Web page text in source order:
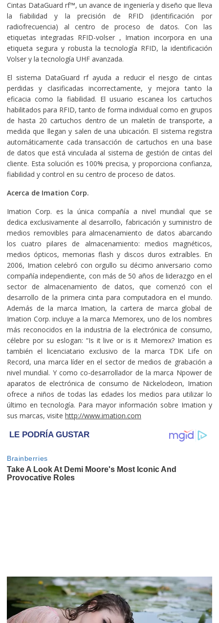
Cintas DataGuard rf™, un avance de ingeniería y diseño que lleva
la fiabilidad y la precisión de RFID (identificación por
radiofrecuencia) al centro de proceso de datos. Con las
etiquetas integradas RFID-volser , Imation incorpora en una
etiqueta segura y robusta la tecnología RFID, la identificación
Volser y la tecnología UHF avanzada.
El sistema DataGuard rf ayuda a reducir el riesgo de cintas
perdidas y clasificadas incorrectamente, y mejora tanto la
eficacia como la fiabilidad. El usuario escanea los cartuchos
habilitados para RFID, tanto de forma individual como en grupos
de hasta 20 cartuchos dentro de un maletín de transporte, a
medida que llegan y salen de una ubicación. El sistema registra
automáticamente cada transacción de cartuchos en una base
de datos que está vinculada al sistema de gestión de cintas del
cliente. Esta solución es 100% precisa, y proporciona confianza,
fiabilidad y control en su centro de proceso de datos.
Acerca de Imation Corp.
Imation Corp. es la única compañía a nivel mundial que se
dedica exclusivamente al desarrollo, fabricación y suministro de
medios removibles para almacenamiento de datos abarcando
los cuatro pilares de almacenamiento: medios magnéticos,
medios ópticos, memorias flash y discos duros extraíbles. En
2006, Imation celebró con orgullo su décimo aniversario como
compañía independiente, con más de 50 años de liderazgo en el
sector de almacenamiento de datos, que comenzó con el
desarrollo de la primera cinta para computadora en el mundo.
Además de la marca Imation, la cartera de marca global de
Imation Corp. incluye a la marca Memorex, uno de los nombres
más reconocidos en la industria de la electrónica de consumo,
célebre por su eslogan: “Is it live or is it Memorex? Imation es
también el licenciatario exclusivo de la marca TDK Life on
Record, una marca líder en el sector de medios de grabación a
nivel mundial. Y como co-desarrollador de la marca Npower de
aparatos de electrónica de consumo de Nickelodeon, Imation
ofrece a niños de todas las edades los medios para utilizar lo
último en tecnología. Para mayor información sobre Imation y
sus marcas, visite http://www.imation.com